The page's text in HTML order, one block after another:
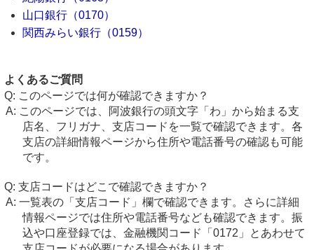
山口銀行（0170）
関西みらい銀行（0159）
よくあるご質問
このページでは何が確認できますか？
このページでは、阿波銀行の頭文字「わ」から始まる支
店名、フリガナ、支店コードを一覧で確認できます。各
支店の詳細情報ページから住所や電話番号の確認も可能
です。
支店コードはどこで確認できますか？
一覧表の「支店コード」欄で確認できます。さらに詳細
情報ページでは住所や電話番号なども確認できます。振
込や口座登録では、金融機関コード「0172」とあわせて